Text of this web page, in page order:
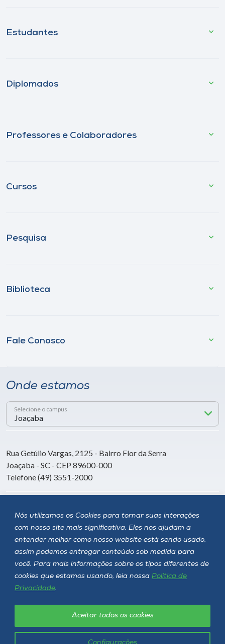
Nós utilizamos os Cookies para tornar suas interações
com nosso site mais significativa. Eles nos ajudam a
entender melhor como nosso website está sendo usado,
assim podemos entregar conteúdo sob medida para
você. Para mais informações sobre os tipos diferentes de
cookies que estamos usando, leia nossa Política de
Privacidade.
Configurações
Aceitar todos os cookies
Estudantes
Diplomados
Professores e Colaboradores
Cursos
Pesquisa
Biblioteca
Fale Conosco
Onde estamos
Selecione o campus
Rua Getúlio Vargas, 2125 - Bairro Flor da Serra
Joaçaba - SC - CEP 89600-000
Telefone (49) 3551-2000
Siga a Unoesc
Unoesc © 2026 - Todos os direitos reservados
Política de privacidade LGPD